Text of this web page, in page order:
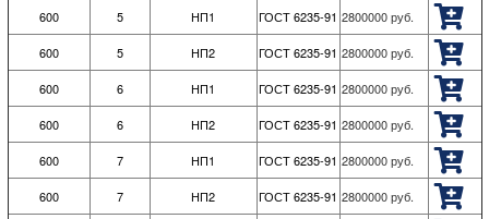
600 5 НП1 ГОСТ 6235-91 2800000руб.
600 5 НП2 ГОСТ 6235-91 2800000руб.
600 6 НП1 ГОСТ 6235-91 2800000руб.
600 6 НП2 ГОСТ 6235-91 2800000руб.
600 7 НП1 ГОСТ 6235-91 2800000руб.
600 7 НП2 ГОСТ 6235-91 2800000руб.